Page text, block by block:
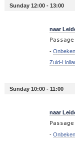
Sunday 12:00 - 13:00
naar
-
Zuid-
Sunday 10:00 - 11:00
naar
-